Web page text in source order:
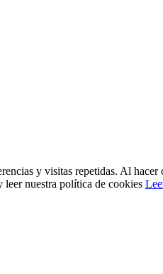
y visitas repetidas. Al
nuestra política de cookies